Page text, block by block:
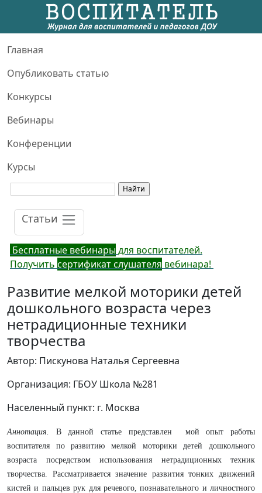
Главная
Опубликовать статью
Конкурсы
Вебинары
Конференции
Курсы
Статьи
Бесплатные вебинарыдля воспитателей.
Получить сертификат слушателя вебинара!
Развитие мелкой моторики детей
дошкольного возраста через
нетрадиционные техники
творчества
Автор: Пискунова Наталья Сергеевна
Организация: ГБОУ Школа №281
Населенный пункт: г. Москва
Аннотация.
В данной статье представлен мой опыт работы
воспитателя по развитию мелкой моторики детей дошкольного
возраста посредством использования нетрадиционных техник
творчества. Рассматривается значение развития тонких движений
кистей и пальцев рук для речевого, познавательного и личностного